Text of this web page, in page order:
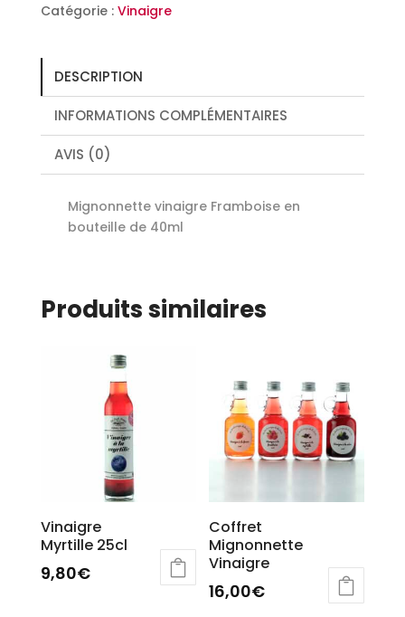
Catégorie : Vinaigre
DESCRIPTION
INFORMATIONS COMPLÉMENTAIRES
AVIS (0)
Mignonnette vinaigre Framboise en
bouteille de 40ml
Produits similaires
Vinaigre
Myrtille 25cl
9,80€
Coffret
Mignonnette
Vinaigre
16,00€